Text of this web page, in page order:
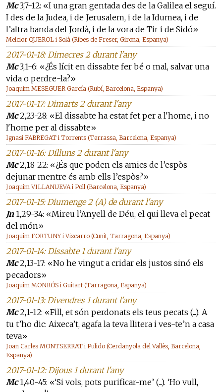
Mc3,7-12: «I una gran gentada des de la Galilea el seguí.
I des de la Judea, i de Jerusalem, i de la Idumea, i de
l’altra banda del Jordà, i de la vora de Tir i de Sidó»
Melcior QUEROL i Solà (Ribes de Freser, Girona, Espanya)
2017-01-18: Dimecres 2 durant l'any
Mc3,1-6: «¿És lícit en dissabte fer bé o mal, salvar una
vida o perdre-la?»
Joaquim MESEGUER García (Rubí, Barcelona, Espanya)
2017-01-17: Dimarts 2 durant l'any
Mc2,23-28: «El dissabte ha estat fet per a l'home, i no
l'home per al dissabte»
Ignasi FABREGAT i Torrents (Terrassa, Barcelona, Espanya)
2017-01-16: Dilluns 2 durant l'any
Mc2,18-22: «¿És que poden els amics de l’espòs
dejunar mentre és amb ells l’espòs?»
Joaquim VILLANUEVA i Poll (Barcelona, Espanya)
2017-01-15: Diumenge 2 (A) de durant l'any
Jn1,29-34: «Mireu l’Anyell de Déu, el qui lleva el pecat
del món»
Joaquim FORTUNY i Vizcarro (Cunit, Tarragona, Espanya)
2017-01-14: Dissabte 1 durant l'any
Mc2,13-17: «No he vingut a cridar els justos sinó els
pecadors»
Joaquim MONRÓS i Guitart (Tarragona, Espanya)
2017-01-13: Divendres 1 durant l'any
Mc2,1-12: «Fill, et són perdonats els teus pecats (...). A
tu t’ho dic: Aixeca’t, agafa la teva llitera i ves-te’n a casa
teva»
Joan Carles MONTSERRAT i Pulido (Cerdanyola del Vallès, Barcelona,
Espanya)
2017-01-12: Dijous 1 durant l'any
Mc1,40-45: «‘Si vols, pots purificar-me’ (...). ‘Ho vull,